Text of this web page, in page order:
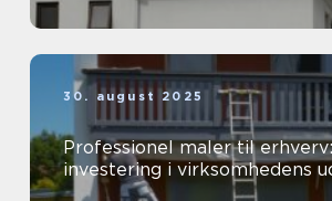
30. august 2025
Professionel maler til
investering i virksomhedens